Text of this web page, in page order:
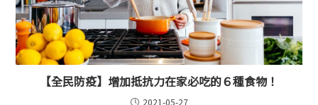
【全民防疫】增加抵抗力在家必吃的６種食物！
2021-05-27